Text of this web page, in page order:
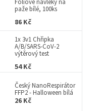
paže bílé, 100ks
86 Kč
1x 3v1 Chřipka
A/B/SARS-CoV-2
výtěrový test
54 Kč
Český NanoRespirátor
FFP2 - Halloween bílá
26 Kč